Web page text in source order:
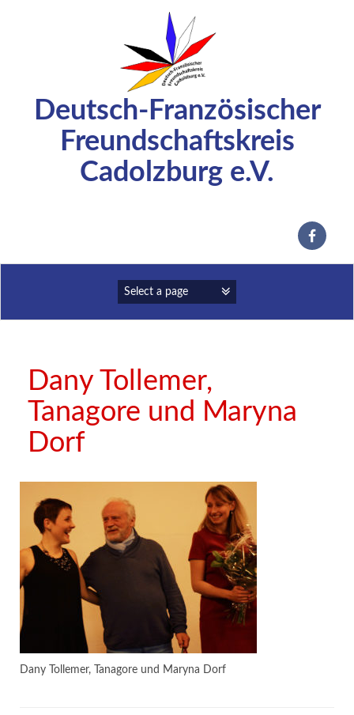
Deutsch-Französischer
Freundschaftskreis
Cadolzburg e.V.
Dany Tollemer,
Tanagore und Maryna
Dorf
Dany Tollemer, Tanagore und Maryna Dorf